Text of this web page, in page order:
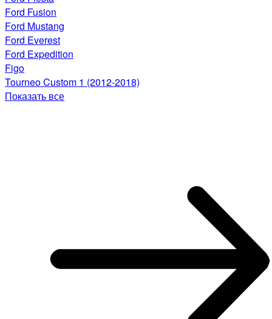
Ford Fusion
Ford Mustang
Ford Everest
Ford Expedition
Figo
Tourneo Custom 1 (2012-2018)
Показать все